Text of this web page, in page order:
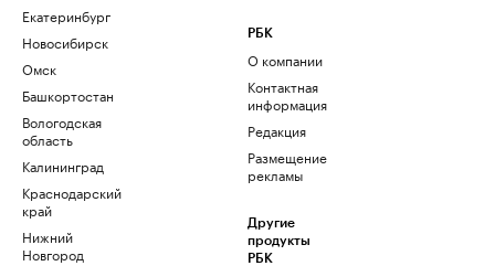
Екатеринбург
Новосибирск
Омск
Башкортостан
Вологодская
область
Калининград
Краснодарский
край
Нижний
Новгород
РБК
О компании
Контактная
информация
Редакция
Размещение
рекламы
Другие
продукты
РБК